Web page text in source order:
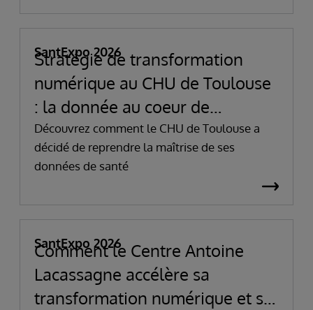
SantExpo 2026
Stratégie de transformation
numérique au CHU de Toulouse
: la donnée au coeur de
l'innovation et de la
performance
Découvrez comment le CHU de Toulouse a
décidé de reprendre la maîtrise de ses
données de santé
SantExpo 2026
Comment le Centre Antoine
Lacassagne accélère sa
transformation numérique et se